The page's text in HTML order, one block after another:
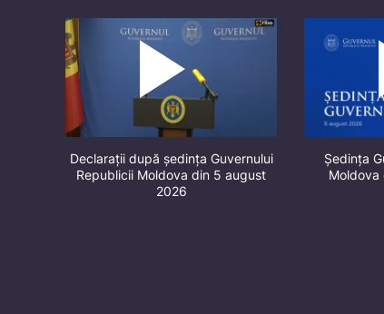
Declarații după ședința Guvernului
Republicii Moldova din 5 august
2026
Ședința
Moldova